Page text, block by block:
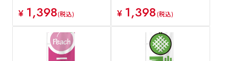
¥ 1,398(税込) ¥ 1,398(税込)